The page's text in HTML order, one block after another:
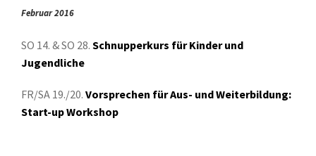
Februar 2016
SO 14. & SO 28. Schnupperkurs für Kinder und
Jugendliche
FR/SA 19./20. Vorsprechen für Aus- und Weiterbildung:
Start-up Workshop